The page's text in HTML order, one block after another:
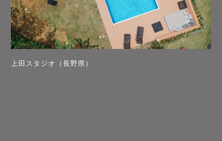
上田スタジオ（長野県）